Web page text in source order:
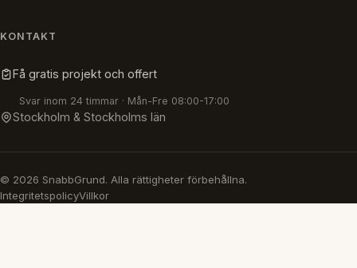
KONTAKT
Få gratis projekt och offert
Svar inom 24 timmar · Mån-Fre 08:00-17:00
Stockholm & Stockholms län
© 2026 SnabbGrund. Alla rättigheter förbehållna.
IntegritetspolicyVillkor